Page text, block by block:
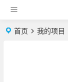
首页 我的项目